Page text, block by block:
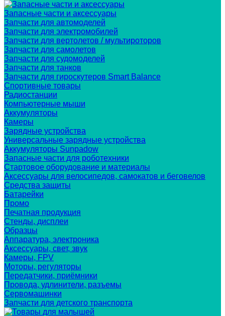
Запасные части и аксессуары
Запчасти для автомоделей
Запчасти для электромобилей
Запчасти для вертолетов / мультироторов
Запчасти для самолетов
Запчасти для судомоделей
Запчасти для танков
Запчасти для гироскутеров Smart Balance
Спортивные товары
Радиостанции
Компьютерные мыши
Аккумуляторы
Камеры
Зарядные устройства
Универсальные зарядные устройства
Аккумуляторы Sunpadow
Запасные части для роботехники
Стартовое оборудование и материалы
Аксессуары для велосипедов, самокатов и беговелов
Средства защиты
Батарейки
Промо
Печатная продукция
Стенды, дисплеи
Образцы
Аппаратура, электроника
Аксессуары, свет, звук
Камеры, FPV
Моторы, регуляторы
Передатчики, приёмники
Провода, удлинители, разъемы
Сервомашинки
Запчасти для детского транспорта